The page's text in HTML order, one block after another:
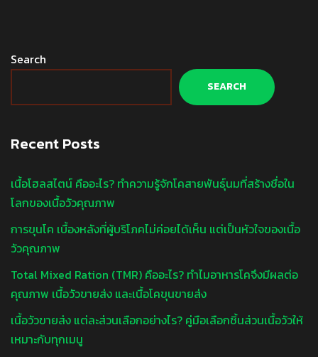
Search
SEARCH
Recent Posts
เนื้อโฮลสไตน์ คืออะไร? ทำความรู้จักโคสายพันธุ์นมที่สร้างชื่อใน
โลกของเนื้อวัวคุณภาพ
การขุนโค เบื้องหลังที่ผู้บริโภคไม่ค่อยได้เห็น แต่เป็นหัวใจของเนื้อ
วัวคุณภาพ
Total Mixed Ration (TMR) คืออะไร? ทำไมอาหารโคจึงมีผลต่อ
คุณภาพ เนื้อวัวขายส่ง และเนื้อโคขุนขายส่ง
เนื้อวัวขายส่ง แต่ละส่วนเลือกอย่างไร? คู่มือเลือกชิ้นส่วนเนื้อวัวให้
เหมาะกับทุกเมนู